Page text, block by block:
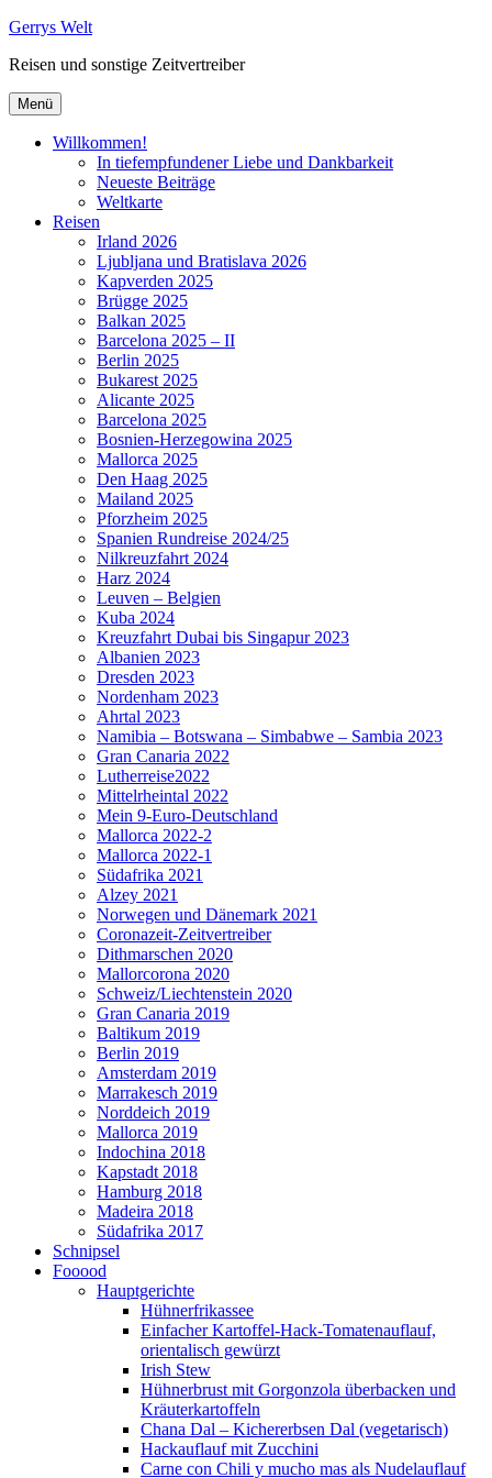
Zum
springen
Gerrys Welt
Reisen und sonstige Zeitvertreiber
Menü
Willkommen!
In tiefempfundener Liebe und Dankbarkeit
Neueste Beiträge
Weltkarte
Reisen
Irland 2026
Ljubljana und Bratislava 2026
Kapverden 2025
Brügge 2025
Balkan 2025
Barcelona 2025 – II
Berlin 2025
Bukarest 2025
Alicante 2025
Barcelona 2025
Bosnien-Herzegowina 2025
Mallorca 2025
Den Haag 2025
Mailand 2025
Pforzheim 2025
Spanien Rundreise 2024/25
Nilkreuzfahrt 2024
Harz 2024
Leuven – Belgien
Kuba 2024
Kreuzfahrt Dubai bis Singapur 2023
Albanien 2023
Dresden 2023
Nordenham 2023
Ahrtal 2023
Namibia – Botswana – Simbabwe – Sambia 2023
Gran Canaria 2022
Lutherreise2022
Mittelrheintal 2022
Mein 9-Euro-Deutschland
Mallorca 2022-2
Mallorca 2022-1
Südafrika 2021
Alzey 2021
Norwegen und Dänemark 2021
Coronazeit-Zeitvertreiber
Dithmarschen 2020
Mallorcorona 2020
Schweiz/Liechtenstein 2020
Gran Canaria 2019
Baltikum 2019
Berlin 2019
Amsterdam 2019
Marrakesch 2019
Norddeich 2019
Mallorca 2019
Indochina 2018
Kapstadt 2018
Hamburg 2018
Madeira 2018
Südafrika 2017
Schnipsel
Fooood
Hauptgerichte
Hühnerfrikassee
Einfacher Kartoffel-Hack-Tomatenauflauf,
orientalisch gewürzt
Irish Stew
Hühnerbrust mit Gorgonzola überbacken und
Kräuterkartoffeln
Chana Dal – Kichererbsen Dal (vegetarisch)
Hackauflauf mit Zucchini
Carne con Chili y mucho mas als Nudelauflauf